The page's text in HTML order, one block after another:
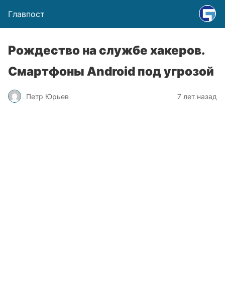
Главпост
Рождество на службе хакеров.
Смартфоны Android под угрозой
Петр Юрьев 7 лет назад